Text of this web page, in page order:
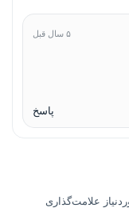
۵ سال قبل
پاسخ
علامت‌گذاری